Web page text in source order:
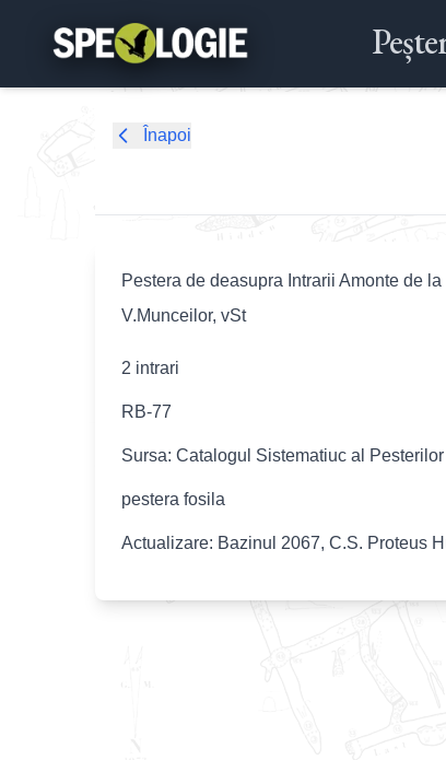
Înapoi
Pestera de deasupra Intrarii Amonte de
V.Munceilor, vSt
2 intrari
RB-77
Sursa: Catalogul Sistematiuc al
pestera fosila
Actualizare: Bazinul 2067, C.S. Proteus